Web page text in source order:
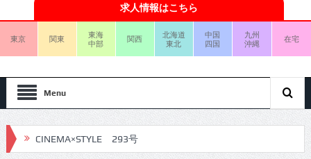
求人情報はこちら
東京 関東
東海
中部
関西
北海道
東北
中国
四国
九州
沖縄
在宅
Menu
CINEMA×STYLE 293号